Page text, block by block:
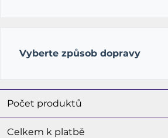
Vyberte způsob dopravy
Počet produktů
Celkem k platbě